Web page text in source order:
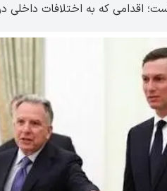
اقدامی که به اختلافات داخلی